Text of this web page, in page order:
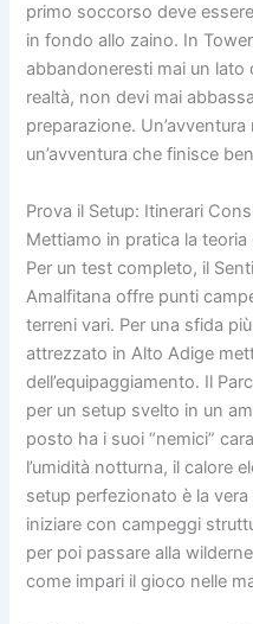
primo soccorso deve
in fondo allo zaino. In
abbandoneresti mai un lato
realtà, non devi mai
preparazione.
un’avventura che finisce
Prova il Setup: Itinerari
Mettiamo in pratica la
Per un test completo, il
Amalfitana offre punti
terreni vari. Per una sfida
attrezzato in Alto Adige
dell’equipaggiamento. Il
per un setup svelto in un
posto ha i suoi “nemici”
l’umidità notturna, il calore
setup perfezionato è la
iniziare con campeggi
per poi passare alla
come impari il gioco nelle